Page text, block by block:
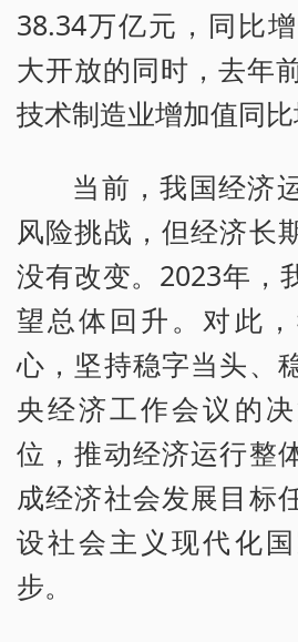
38.34万亿元，同比
大开放的同时，去年
技术制造业增加值同比
当前，我国经济
风险挑战，但经济长
没有改变。2023年，
望总体回升。对此
心，坚持稳字当头、
央经济工作会议的
位，推动经济运行整
成经济社会发展目标
设社会主义现代化
步。